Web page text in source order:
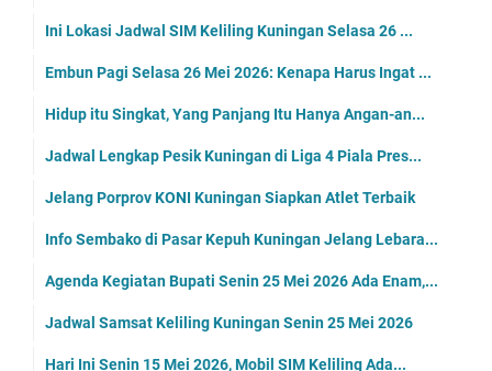
Ini Lokasi Jadwal SIM Keliling Kuningan Selasa 26 ...
Embun Pagi Selasa 26 Mei 2026: Kenapa Harus Ingat ...
Hidup itu Singkat, Yang Panjang Itu Hanya Angan-an...
Jadwal Lengkap Pesik Kuningan di Liga 4 Piala Pres...
Jelang Porprov KONI Kuningan Siapkan Atlet Terbaik
Info Sembako di Pasar Kepuh Kuningan Jelang Lebara...
Agenda Kegiatan Bupati Senin 25 Mei 2026 Ada Enam,...
Jadwal Samsat Keliling Kuningan Senin 25 Mei 2026
Hari Ini Senin 15 Mei 2026, Mobil SIM Keliling Ada...